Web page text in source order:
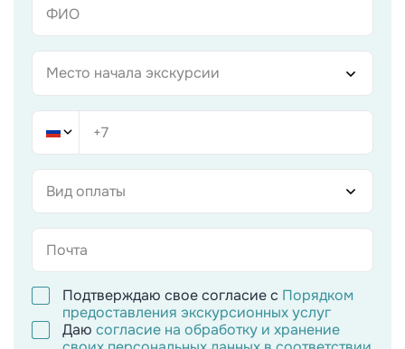
Место начала экскурсии
Вид оплаты
Подтверждаю свое согласие с Порядком
предоставления экскурсионных услуг
Даю согласие на обработку и хранение